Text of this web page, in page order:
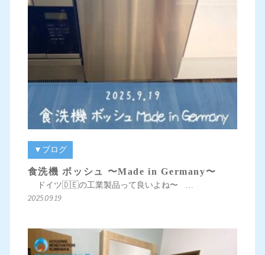
▼ブログ
食洗機 ボッシュ 〜Made in Germany〜
ドイツ🇩🇪の工業製品って良いよね〜 …
2025.09.19